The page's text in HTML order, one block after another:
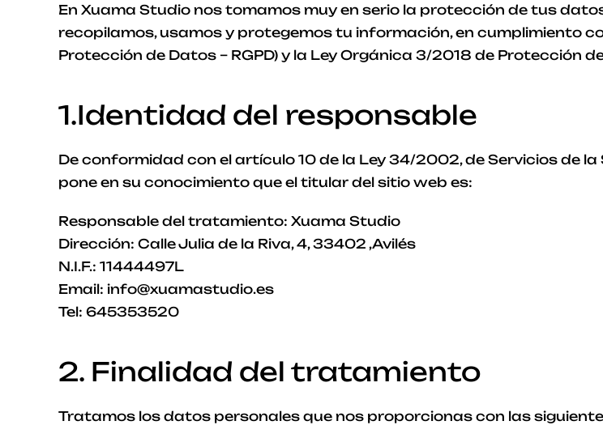
En Xuama Studio nos tomamos muy en serio la protección de tus
recopilamos, usamos y protegemos tu información, en cumplimiento
Protección de Datos – RGPD) y la Ley Orgánica 3/2018 de Protección
1.Identidad del responsable
De conformidad con el artículo 10 de la Ley 34/2002, de Servicios de
pone en su conocimiento que el titular del sitio web es:
Responsable del tratamiento: Xuama Studio
Dirección: Calle Julia de la Riva, 4, 33402 ,Avilés
N.I.F.: 11444497L
Email: info@xuamastudio.es
Tel: 645353520
2. Finalidad del tratamiento
Tratamos los datos personales que nos proporcionas con las